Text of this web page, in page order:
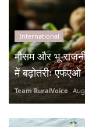
International
मौसम और भू-
में बढ़ोतरीः एफएओ
Team RuralVoice